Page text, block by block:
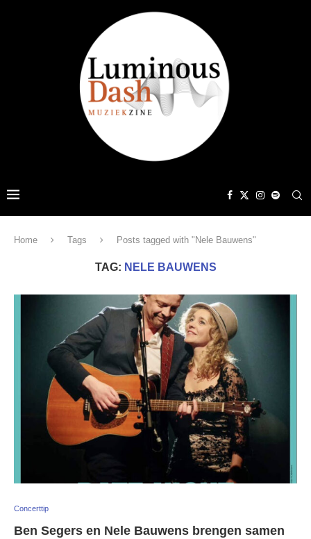
Home Tags Posts tagged with "Nele Bauwens"
TAG: NELE BAUWENS
Concerttip
Ben Segers en Nele Bauwens brengen samen